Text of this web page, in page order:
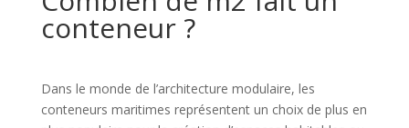
conteneur ?
Dans le monde de l’architecture modulaire, les
conteneurs maritimes représentent un choix de plus en